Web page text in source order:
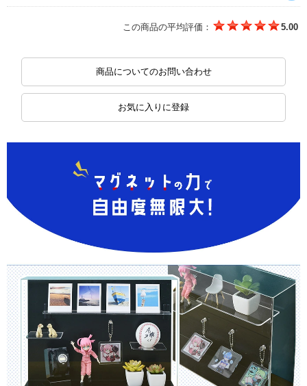
この商品の平均評価： 5.00
商品についてのお問い合わせ
お気に入りに登録